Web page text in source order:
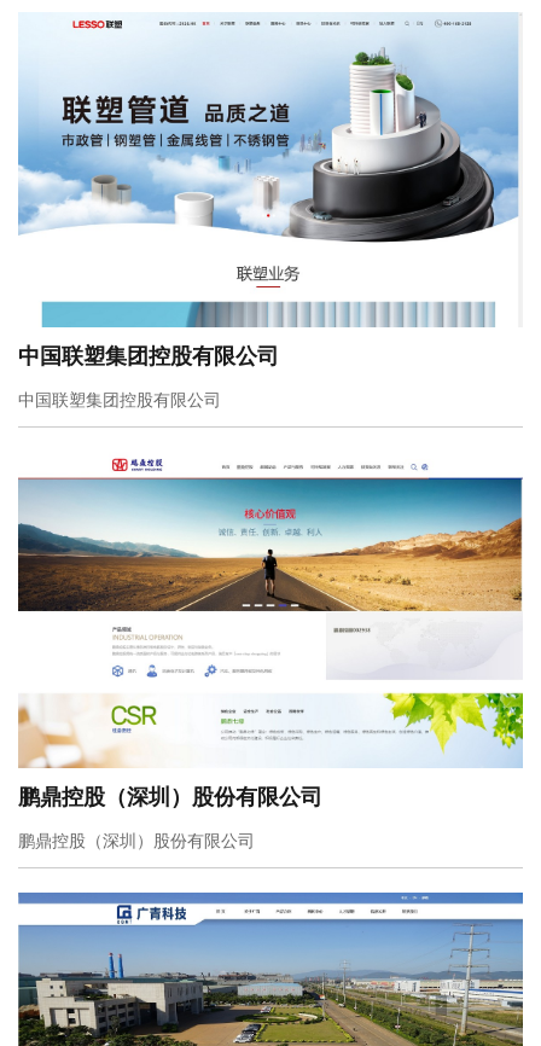
中国联塑集团控股有限公司
中国联塑集团控股有限公司
鹏鼎控股（深圳）股份有限公司
鹏鼎控股（深圳）股份有限公司